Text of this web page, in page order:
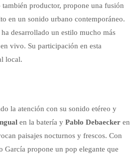
productor, propone una fusión
en un sonido urbano contemporáneo.
desarrollado un estilo mucho más
vivo. Su participación en esta
local.
la atención con su sonido etéreo y
en la batería y Pablo Debaeckeren
paisajes nocturnos y frescos. Con
propone un pop elegante que